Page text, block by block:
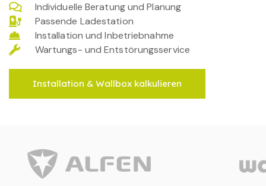
Individuelle Beratung und Planung
Passende Ladestation
Installation und Inbetriebnahme
Wartungs- und Entstörungsservice
Installation & Wallbox kalkulieren